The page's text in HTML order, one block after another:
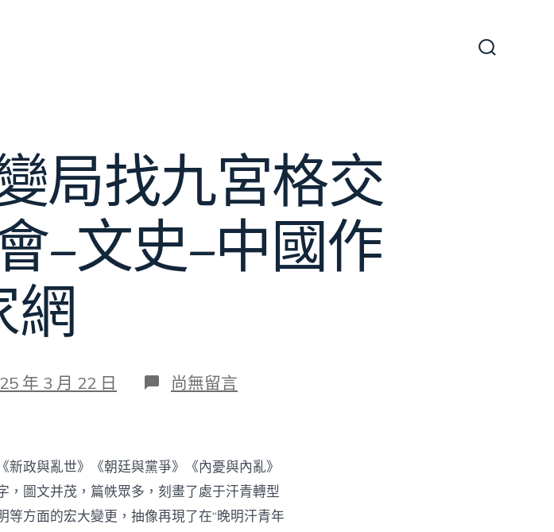
局找九宮格交
–文史–中國作
網
年 3 月 22 日 在
〈張
界
變
局
找
九
尚無留言
新政與亂世》《朝廷與黨爭》《內憂與內亂》
，圖文并茂，篇帙眾多，刻畫了處于汗青轉型
方面的宏大變更，抽像再現了在“晚明汗青年